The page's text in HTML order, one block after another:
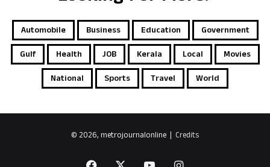
Automobile Business Education
Government
Gulf
Health JOB Kerala Local
Movies
National
Sports Travel World
© 2026, metrojournalonline | Credits